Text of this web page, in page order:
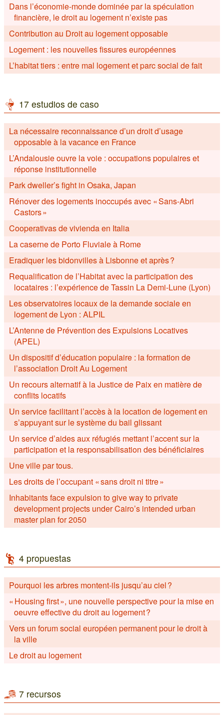
Dans l’économie-monde dominée par la spéculation
financière, le droit au logement n’existe pas
Contribution au Droit au logement opposable
Logement : les nouvelles fissures européennes
L’habitat tiers : entre mal logement et parc social de fait
17 estudios de caso
La nécessaire reconnaissance d’un droit d’usage
opposable à la vacance en France
L’Andalousie ouvre la voie : occupations populaires et
réponse institutionnelle
Park dweller’s fight in Osaka, Japan
Rénover des logements inoccupés avec « Sans-Abri
Castors »
Cooperativas de vivienda en Italia
La caserne de Porto Fluviale à Rome
Eradiquer les bidonvilles à Lisbonne et après ?
Requalification de l’Habitat avec la participation des
locataires : l’expérience de Tassin La Demi-Lune (Lyon)
Les observatoires locaux de la demande sociale en
logement de Lyon : ALPIL
L’Antenne de Prévention des Expulsions Locatives
(APEL)
Un dispositif d’éducation populaire : la formation de
l’association Droit Au Logement
Un recours alternatif à la Justice de Paix en matière de
conflits locatifs
Un service facilitant l’accès à la location de logement en
s’appuyant sur le système du bail glissant
Un service d’aides aux réfugiés mettant l’accent sur la
participation et la responsabilisation des bénéficiaires
Une ville par tous.
Les droits de l’occupant « sans droit ni titre »
Inhabitants face expulsion to give way to private
development projects under Cairo’s intended urban
master plan for 2050
4 propuestas
Pourquoi les arbres montent-ils jusqu’au ciel ?
« Housing first », une nouvelle perspective pour la mise en
oeuvre effective du droit au logement ?
Vers un forum social européen permanent pour le droit à
la ville
Le droit au logement
7 recursos